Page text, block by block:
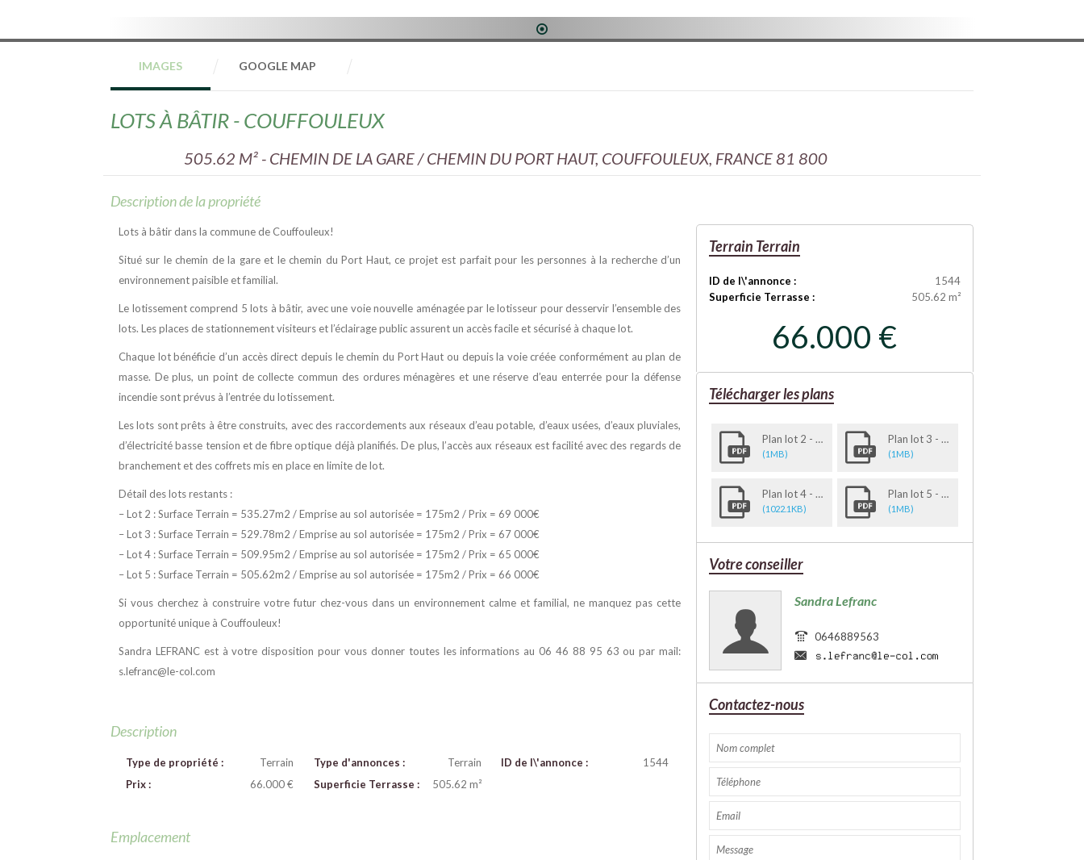
1
IMAGES GOOGLE MAP
LOTS À BÂTIR - COUFFOULEUX
505.62 M² - CHEMIN DE LA GARE / CHEMIN DU PORT HAUT, COUFFOULEUX, FRANCE 81 800
Description de la propriété
Lots à bâtir dans la commune de Couffouleux!
Situé sur le chemin de la gare et le chemin du Port Haut, ce projet est parfait pour les personnes à la recherche d’un
environnement paisible et familial.
Le lotissement comprend 5 lots à bâtir, avec une voie nouvelle aménagée par le lotisseur pour desservir l’ensemble des
lots. Les places de stationnement visiteurs et l’éclairage public assurent un accès facile et sécurisé à chaque lot.
Chaque lot bénéficie d’un accès direct depuis le chemin du Port Haut ou depuis la voie créée conformément au plan de
masse. De plus, un point de collecte commun des ordures ménagères et une réserve d’eau enterrée pour la défense
incendie sont prévus à l’entrée du lotissement.
Les lots sont prêts à être construits, avec des raccordements aux réseaux d’eau potable, d’eaux usées, d’eaux pluviales,
d’électricité basse tension et de fibre optique déjà planifiés. De plus, l’accès aux réseaux est facilité avec des regards de
branchement et des coffrets mis en place en limite de lot.
Détail des lots restants :
– Lot 2 : Surface Terrain = 535.27m2 / Emprise au sol autorisée = 175m2 / Prix = 69 000€
– Lot 3 : Surface Terrain = 529.78m2 / Emprise au sol autorisée = 175m2 / Prix = 67 000€
– Lot 4 : Surface Terrain = 509.95m2 / Emprise au sol autorisée = 175m2 / Prix = 65 000€
– Lot 5 : Surface Terrain = 505.62m2 / Emprise au sol autorisée = 175m2 / Prix = 66 000€
Si vous cherchez à construire votre futur chez-vous dans un environnement calme et familial, ne manquez pas cette
opportunité unique à Couffouleux!
Sandra LEFRANC est à votre disposition pour vous donner toutes les informations au 06 46 88 95 63 ou par mail:
s.lefranc@le-col.com
Description
Type de propriété : Terrain Type d'annonces : Terrain ID de l\'annonce :
1544
Prix :
66.000 € Superficie Terrasse : 505.62 m²
Emplacement
Terrain Terrain
ID de l\'annonce :
1544
Superficie Terrasse :
505.62 m²
66.000 €
Téléchargerles plans
Plan lot 2 - 535.27 m2
(1MB)
Plan lot 3 - 529.78 m2
(1MB)
Plan lot 4 - 509.95 m2
(1022.1KB)
Plan lot 5 - 505.62 m2
(1MB)
Votreconseiller
Sandra Lefranc
0646889563
Contactez-nous